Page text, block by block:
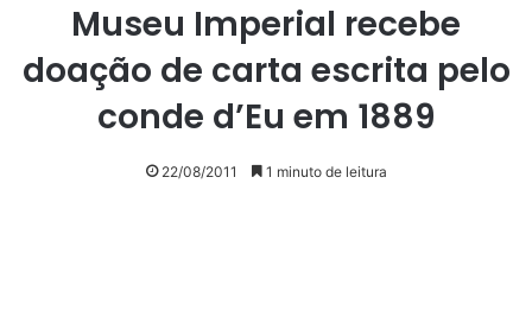
Museu Imperial recebe
doação de carta escrita pelo
conde d’Eu em 1889
22/08/2011 1 minuto de leitura